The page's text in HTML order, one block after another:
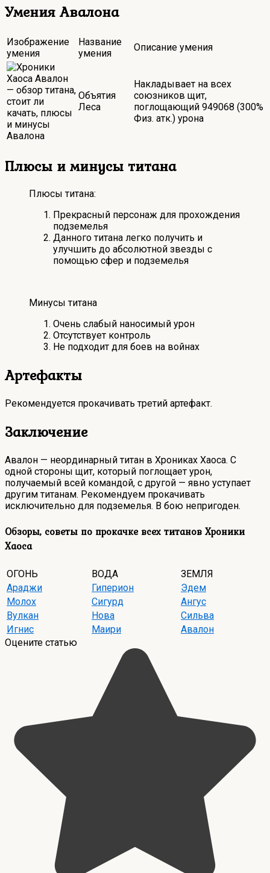
Умения Авалона
Изображение
умения
Название
умения
Описание умения
Объятия
Леса
Накладывает на всех
союзников щит,
поглощающий 949068 (300%
Физ. атк.) урона
Плюсы и минусы титана
Плюсы титана:
Прекрасный персонаж для прохождения
подземелья
Данного титана легко получить и
улучшить до абсолютной звезды с
помощью сфер и подземелья
Минусы титана
Очень слабый наносимый урон
Отсутствует контроль
Не подходит для боев на войнах
Артефакты
Рекомендуется прокачивать третий артефакт.
Заключение
Авалон — неординарный титан в Хрониках Хаоса. С
одной стороны щит, который поглощает урон,
получаемый всей командой, с другой — явно уступает
другим титанам. Рекомендуем прокачивать
исключительно для подземелья. В бою непригоден.
Обзоры, советы по прокачке всех титанов Хроники
Хаоса
ОГОНЬ ВОДА
ЗЕМЛЯ
Араджи
Гиперион
Эдем
Молох
Сигурд
Ангус
Вулкан
Нова
Сильва
Игнис
Маири
Авалон
Оцените статью